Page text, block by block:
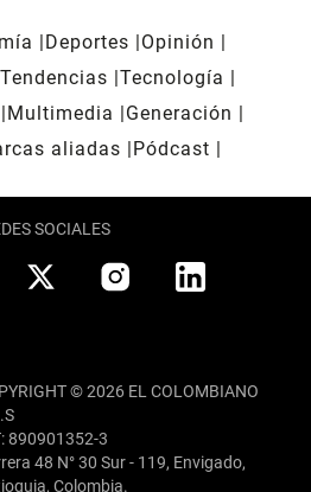
Deportes
Opinión
Tendencias Tecnología
Multimedia
Generación
aliadas
Pódcast
SOCIALES
© 2026 EL COLOMBIANO
890901352-3
48 N° 30 Sur - 119, Envigado,
Colombia.